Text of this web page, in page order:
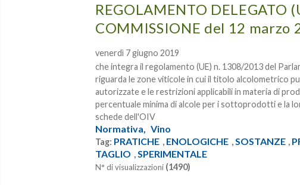
REGOLAMENTO DELEGATO
COMMISSIONE del 12 marzo
venerdì 7 giugno 2019
che integra il regolamento (UE) n. 1308/2013 del
riguarda le zone viticole in cui il titolo alcolometrico
autorizzate e le restrizioni applicabili in materia di
percentuale minima di alcole per i sottoprodotti e la
schede dell'OIV
Normativa, Vino
Tag: PRATICHE , ENOLOGICHE , SOSTANZE ,
TAGLIO , SPERIMENTALE
N° di visualizzazioni (1490)